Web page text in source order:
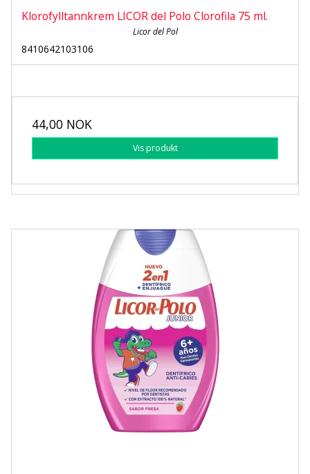
Klorofylltannkrem LICOR del Polo Clorofila 75 ml.
Licor del Pol
8410642103106
44,00 NOK
Vis produkt